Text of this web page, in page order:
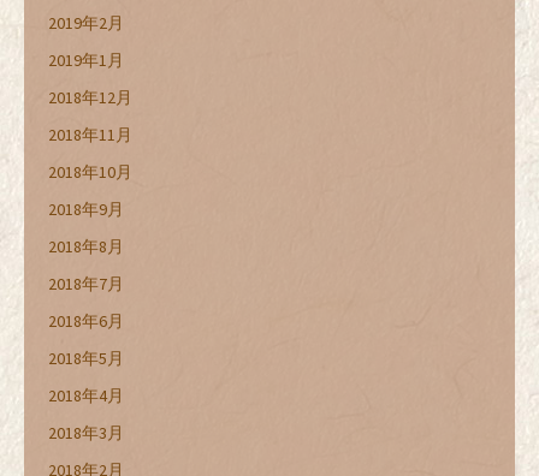
2019年2月
2019年1月
2018年12月
2018年11月
2018年10月
2018年9月
2018年8月
2018年7月
2018年6月
2018年5月
2018年4月
2018年3月
2018年2月